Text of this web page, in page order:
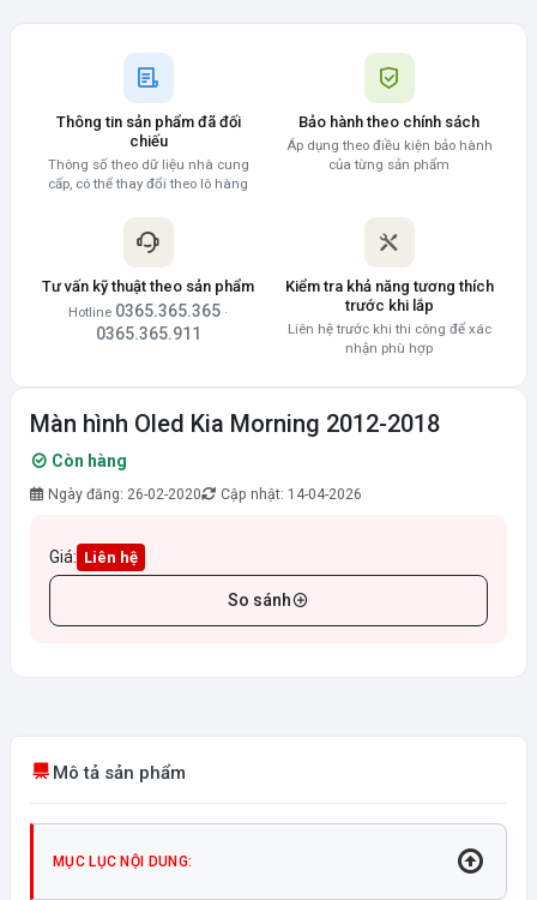
Thông tin sản phẩm đã đối
chiếu
Thông số theo dữ liệu nhà cung
cấp, có thể thay đổi theo lô hàng
Bảo hành theo chính sách
Áp dụng theo điều kiện bảo hành
của từng sản phẩm
Tư vấn kỹ thuật theo sản phẩm
Hotline 0365.365.365 ·
0365.365.911
Kiểm tra khả năng tương thích
trước khi lắp
Liên hệ trước khi thi công để xác
nhận phù hợp
Màn hình Oled Kia Morning 2012-2018
Còn hàng
Ngày đăng: 26-02-2020 Cập nhật: 14-04-2026
Giá: Liên hệ
So sánh
Mô tả sản phẩm
MỤC LỤC NỘI DUNG: